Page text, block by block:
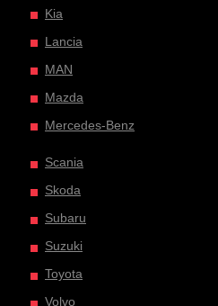
Kia
Lancia
MAN
Mazda
Mercedes-Benz
Scania
Skoda
Subaru
Suzuki
Toyota
Volvo